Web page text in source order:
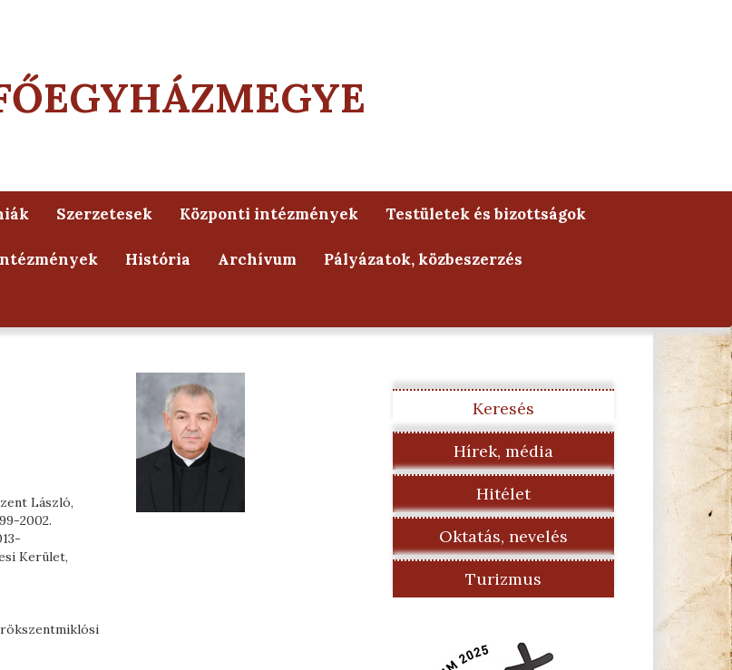
Szerzetesek Központi intézmények Testületek és bizottságok
História Archívum Pályázatok, közbeszerzés
László,
2002.
Kerület,
Keresés
Hírek, média
Hitélet
Oktatás, nevelés
Turizmus